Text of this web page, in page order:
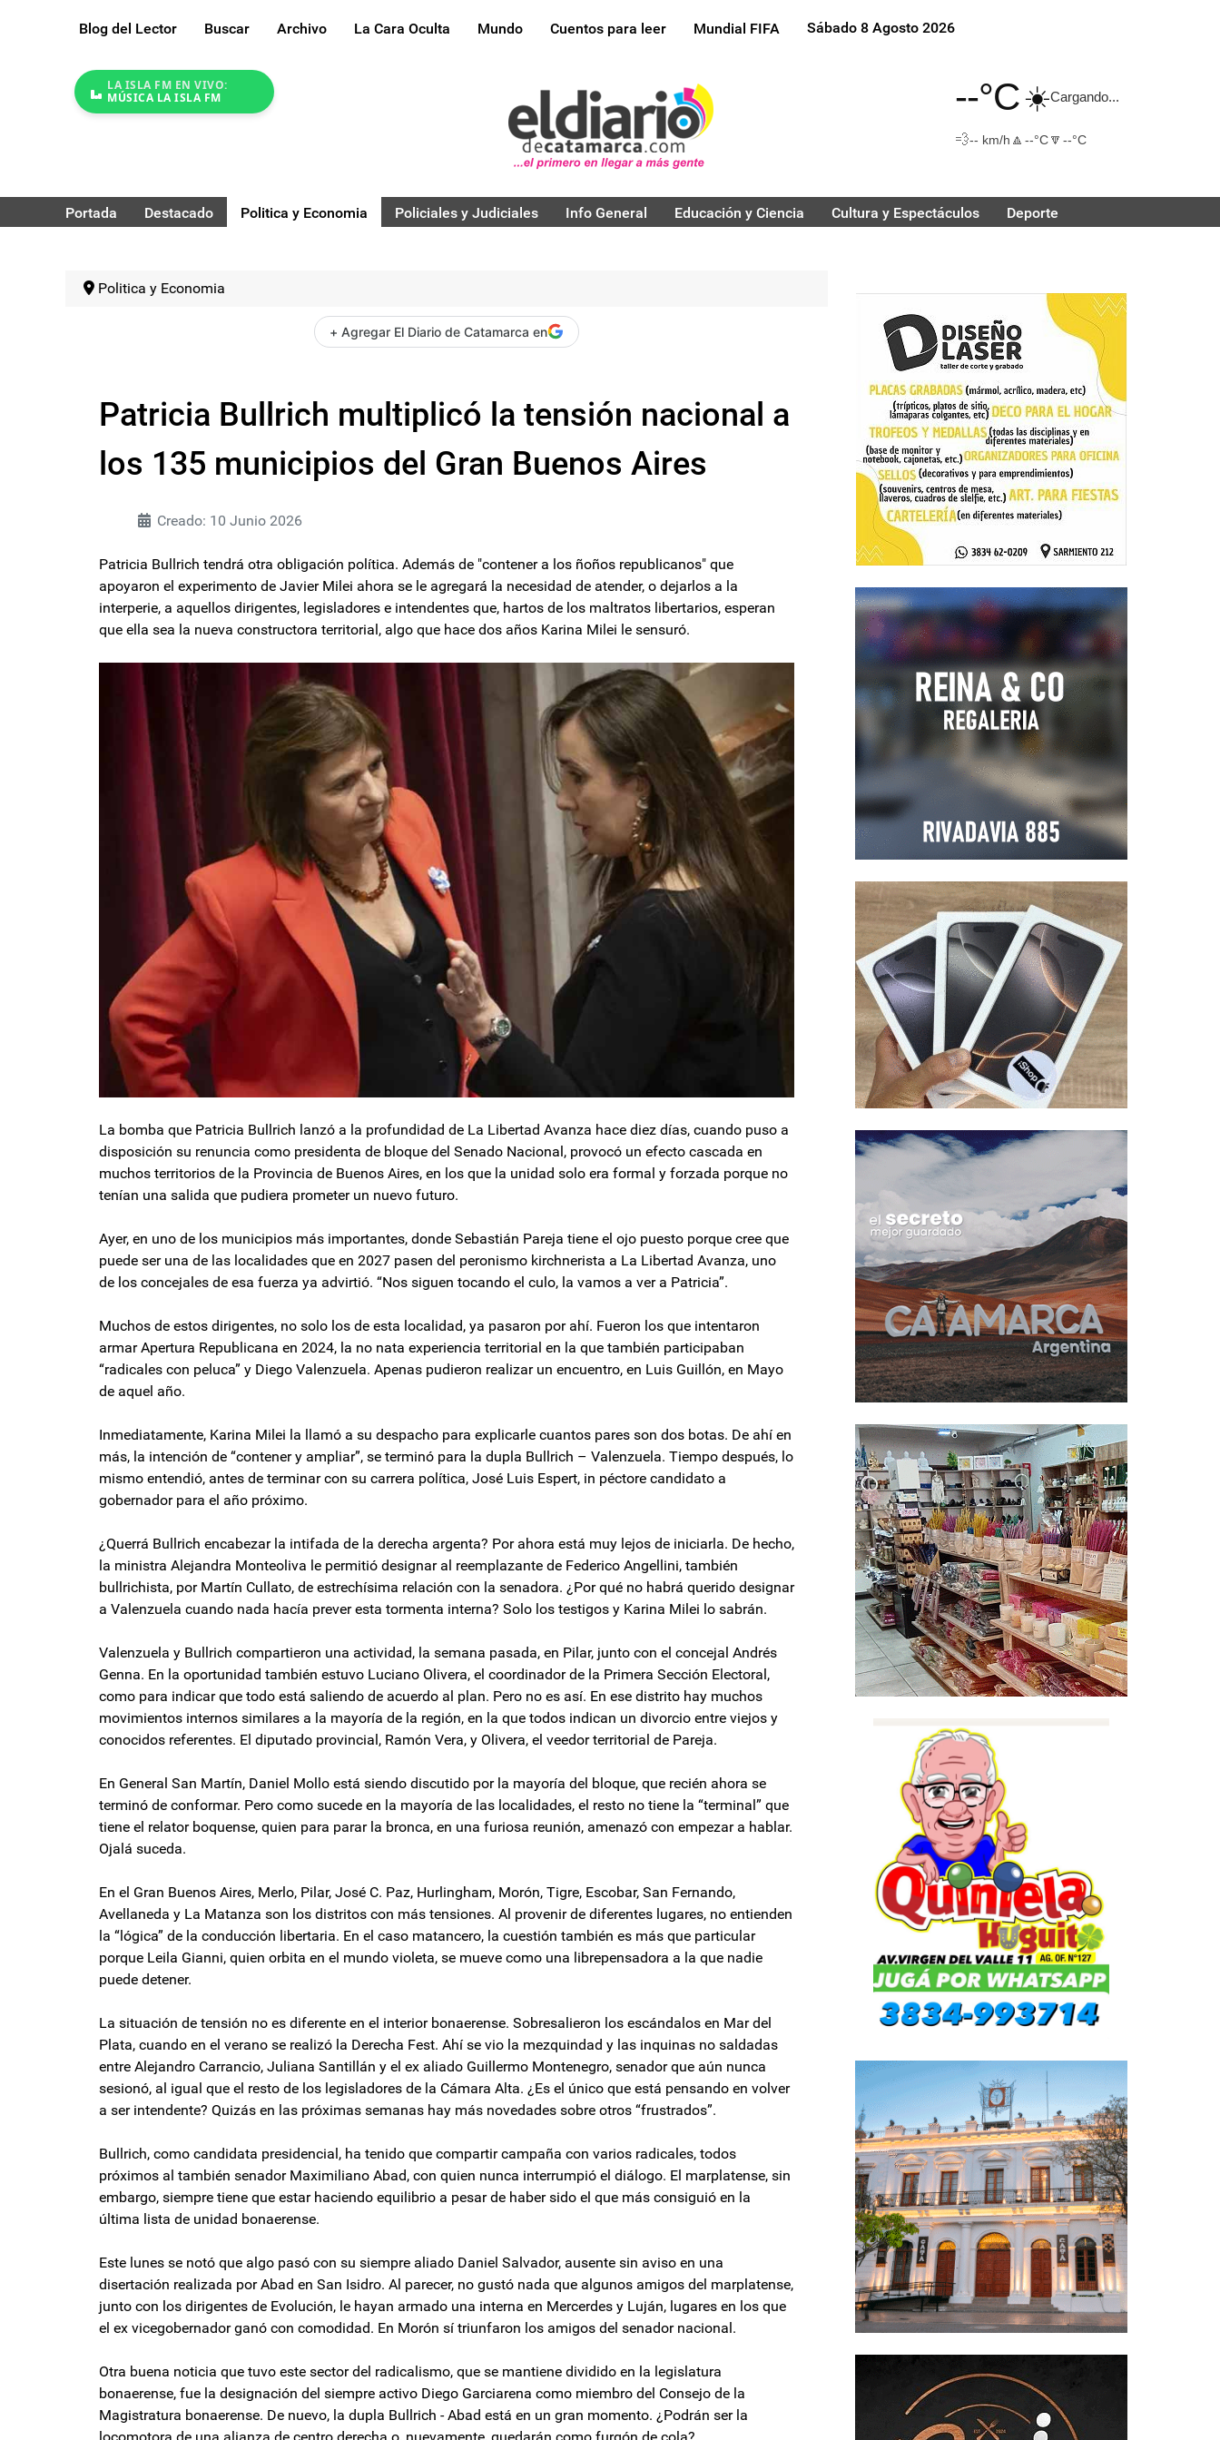
Blog del Lector Buscar Archivo La Cara Oculta Mundo Cuentos para leer Mundial FIFA Sábado 8 Agosto 2026
LA ISLA FM EN VIVO:
MÚSICA LA ISLA FM
--°C☀️Cargando...
💨-- km/h 🔼 --°C🔽 --°C
Portada Destacado Politica y Economia Policiales y Judiciales Info General Educación y Ciencia Cultura y Espectáculos Deporte
Politica y Economia
+ Agregar El Diario de Catamarca en
Patricia Bullrich multiplicó la tensión nacional a
los 135 municipios del Gran Buenos Aires
Creado: 10 Junio 2026
Patricia Bullrich tendrá otra obligación política. Además de "contener a los ñoños republicanos" que
apoyaron el experimento de Javier Milei ahora se le agregará la necesidad de atender, o dejarlos a la
interperie, a aquellos dirigentes, legisladores e intendentes que, hartos de los maltratos libertarios, esperan
que ella sea la nueva constructora territorial, algo que hace dos años Karina Milei le sensuró.
La bomba que Patricia Bullrich lanzó a la profundidad de La Libertad Avanza hace diez días, cuando puso a
disposición su renuncia como presidenta de bloque del Senado Nacional, provocó un efecto cascada en
muchos territorios de la Provincia de Buenos Aires, en los que la unidad solo era formal y forzada porque no
tenían una salida que pudiera prometer un nuevo futuro.
Ayer, en uno de los municipios más importantes, donde Sebastián Pareja tiene el ojo puesto porque cree que
puede ser una de las localidades que en 2027 pasen del peronismo kirchnerista a La Libertad Avanza, uno
de los concejales de esa fuerza ya advirtió. “Nos siguen tocando el culo, la vamos a ver a Patricia”.
Muchos de estos dirigentes, no solo los de esta localidad, ya pasaron por ahí. Fueron los que intentaron
armar Apertura Republicana en 2024, la no nata experiencia territorial en la que también participaban
“radicales con peluca” y Diego Valenzuela. Apenas pudieron realizar un encuentro, en Luis Guillón, en Mayo
de aquel año.
Inmediatamente, Karina Milei la llamó a su despacho para explicarle cuantos pares son dos botas. De ahí en
más, la intención de “contener y ampliar”, se terminó para la dupla Bullrich – Valenzuela. Tiempo después, lo
mismo entendió, antes de terminar con su carrera política, José Luis Espert, in péctore candidato a
gobernador para el año próximo.
¿Querrá Bullrich encabezar la intifada de la derecha argenta? Por ahora está muy lejos de iniciarla. De hecho,
la ministra Alejandra Monteoliva le permitió designar al reemplazante de Federico Angellini, también
bullrichista, por Martín Cullato, de estrechísima relación con la senadora. ¿Por qué no habrá querido designar
a Valenzuela cuando nada hacía prever esta tormenta interna? Solo los testigos y Karina Milei lo sabrán.
Valenzuela y Bullrich compartieron una actividad, la semana pasada, en Pilar, junto con el concejal Andrés
Genna. En la oportunidad también estuvo Luciano Olivera, el coordinador de la Primera Sección Electoral,
como para indicar que todo está saliendo de acuerdo al plan. Pero no es así. En ese distrito hay muchos
movimientos internos similares a la mayoría de la región, en la que todos indican un divorcio entre viejos y
conocidos referentes. El diputado provincial, Ramón Vera, y Olivera, el veedor territorial de Pareja.
En General San Martín, Daniel Mollo está siendo discutido por la mayoría del bloque, que recién ahora se
terminó de conformar. Pero como sucede en la mayoría de las localidades, el resto no tiene la “terminal” que
tiene el relator boquense, quien para parar la bronca, en una furiosa reunión, amenazó con empezar a hablar.
Ojalá suceda.
En el Gran Buenos Aires, Merlo, Pilar, José C. Paz, Hurlingham, Morón, Tigre, Escobar, San Fernando,
Avellaneda y La Matanza son los distritos con más tensiones. Al provenir de diferentes lugares, no entienden
la “lógica” de la conducción libertaria. En el caso matancero, la cuestión también es más que particular
porque Leila Gianni, quien orbita en el mundo violeta, se mueve como una librepensadora a la que nadie
puede detener.
La situación de tensión no es diferente en el interior bonaerense. Sobresalieron los escándalos en Mar del
Plata, cuando en el verano se realizó la Derecha Fest. Ahí se vio la mezquindad y las inquinas no saldadas
entre Alejandro Carrancio, Juliana Santillán y el ex aliado Guillermo Montenegro, senador que aún nunca
sesionó, al igual que el resto de los legisladores de la Cámara Alta. ¿Es el único que está pensando en volver
a ser intendente? Quizás en las próximas semanas hay más novedades sobre otros “frustrados”.
Bullrich, como candidata presidencial, ha tenido que compartir campaña con varios radicales, todos
próximos al también senador Maximiliano Abad, con quien nunca interrumpió el diálogo. El marplatense, sin
embargo, siempre tiene que estar haciendo equilibrio a pesar de haber sido el que más consiguió en la
última lista de unidad bonaerense.
Este lunes se notó que algo pasó con su siempre aliado Daniel Salvador, ausente sin aviso en una
disertación realizada por Abad en San Isidro. Al parecer, no gustó nada que algunos amigos del marplatense,
junto con los dirigentes de Evolución, le hayan armado una interna en Mercerdes y Luján, lugares en los que
el ex vicegobernador ganó con comodidad. En Morón sí triunfaron los amigos del senador nacional.
Otra buena noticia que tuvo este sector del radicalismo, que se mantiene dividido en la legislatura
bonaerense, fue la designación del siempre activo Diego Garciarena como miembro del Consejo de la
Magistratura bonaerense. De nuevo, la dupla Bullrich - Abad está en un gran momento. ¿Podrán ser la
locomotora de una alianza de centro derecha o, nuevamente, quedarán como furgón de cola?